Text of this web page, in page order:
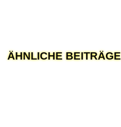
ÄHNLICHE BEITRÄGE